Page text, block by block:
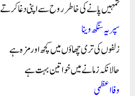
تمہیں پانے کی خاطر روح سے اپنی دغا کرتے
سپریہ سنگھ وینا
زلفوں کی تری چھاؤں میں کچھ اور مزہ ہے
حالانکہ زمانے میں خواتین بہت ہے
وفا اعظمی